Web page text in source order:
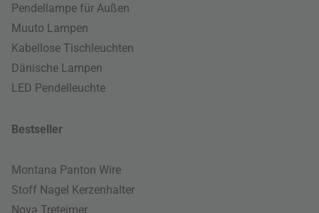
Pendellampe für Außen
Muuto Lampen
Kabellose Tischleuchten
Dänische Lampen
LED Pendelleuchte
Bestseller
Montana Panton Wire
Stoff Nagel Kerzenhalter
Nova Treteimer